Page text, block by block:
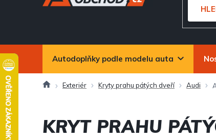
Autodoplňky podle modelu auta
DomůExteriér Kryty prahu pátých dveří Audi
KRYT PRAHU